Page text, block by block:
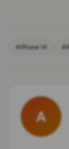
#iPhone 14
A